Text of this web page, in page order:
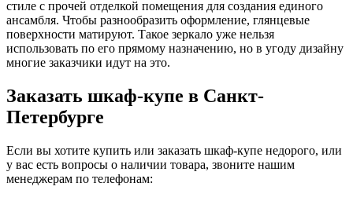
стиле с прочей отделкой помещения для создания единого
ансамбля. Чтобы разнообразить оформление, глянцевые
поверхности матируют. Такое зеркало уже нельзя
использовать по его прямому назначению, но в угоду дизайну
многие заказчики идут на это.
Заказать шкаф-купе в Санкт-
Петербурге
Если вы хотите купить или заказать шкаф-купе недорого, или
у вас есть вопросы о наличии товара, звоните нашим
менеджерам по телефонам: